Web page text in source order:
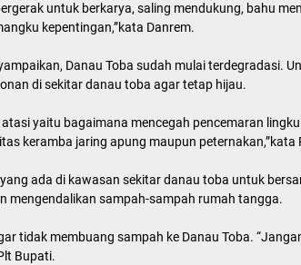
untuk berkarya, saling mendukung, bahu
kepentingan,”kata Danrem.
Danau Toba sudah mulai terdegradasi.
di sekitar danau toba agar tetap hijau.
yaitu bagaimana mencegah pencemaran
keramba jaring apung maupun peternakan,”kata
ada di kawasan sekitar danau toba untuk
mengendalikan sampah-sampah rumah tangga.
tidak membuang sampah ke Danau Toba.
Bupati.